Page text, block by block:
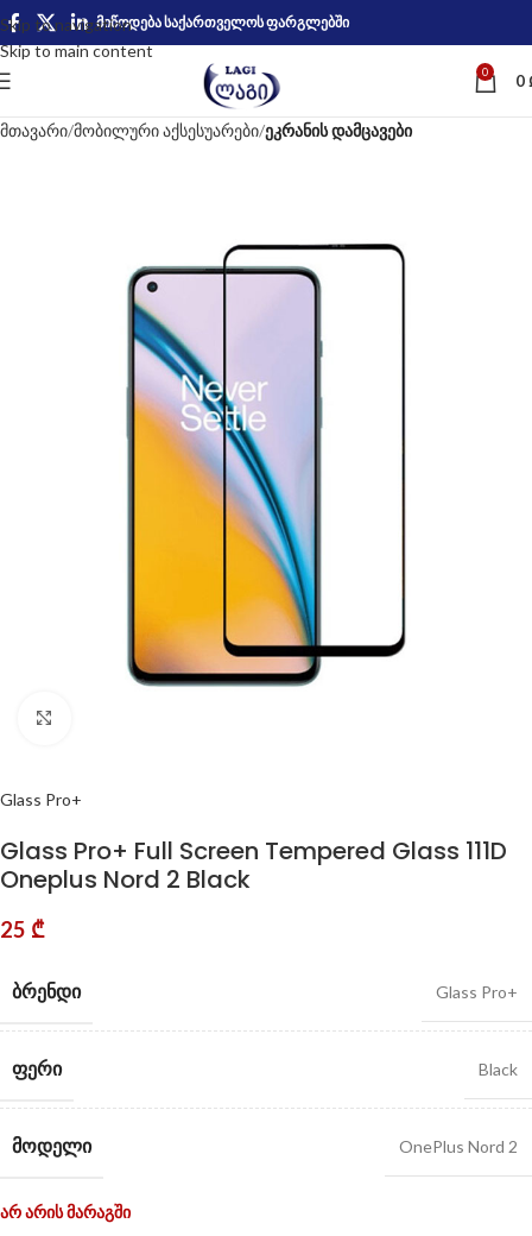
Skip to navigation
Skip to main content
მიწოდება საქართველოს ფარგლებში
0 0
მთავარი მობილური აქსესუარები ეკრანის დამცავები
Glass Pro+
Glass Pro+ Full Screen Tempered Glass 111D
Oneplus Nord 2 Black
25 ₾
ᲑᲠᲔᲜᲓᲘ Glass Pro+
ᲤᲔᲠᲘ Black
ᲛᲝᲓᲔᲚᲘ OnePlus Nord 2
არ არის მარაგში